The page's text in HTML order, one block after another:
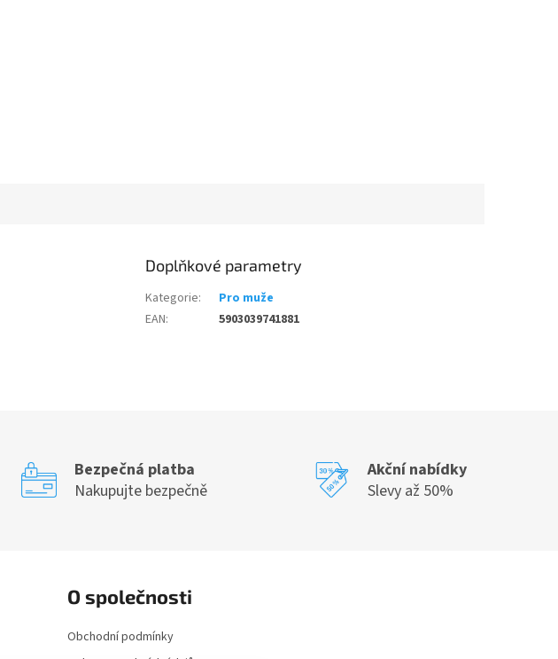
Doplňkové parametry
Kategorie:
Pro muže
EAN: 5903039741881
Bezpečná platba
Nakupujte bezpečně
Akční nabídky
Slevy až 50%
O společnosti
Obchodní podmínky